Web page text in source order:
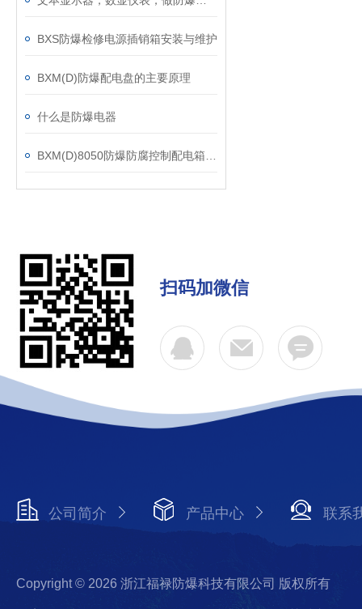
BXS防爆检修电源插销箱安装与维护
BXM(D)防爆配电盘的主要原理
什么是防爆电器
扫码加微信
公司简介 产品中心 联系
Copyright © 2026 浙江福禄防爆科技有限公司 版权所有